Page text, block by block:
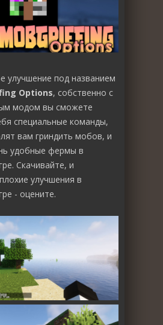
улучшение под названием
Options, собственно с
модом вы сможете
специальные команды,
вам гриндить мобов, и
удобные фермы в
Скачивайте, и
улучшения в
- оцените.